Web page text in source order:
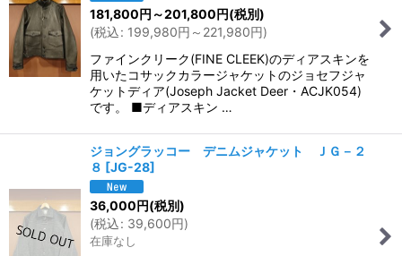
181,800円 ～201,800円(税別)
(税込: 199,980円 ～221,980円)
ファインクリーク(FINE CLEEK)のディアスキンを
用いたコサックカラージャケットのジョセフジャ
ケットディア(Joseph Jacket Deer・ACJK054)
です。 ■ディアスキン …
ジョングラッコー デニムジャケット ＪＧ－２
８ [JG-28]
36,000 円(税別)
(税込: 39,600円)
在庫なし